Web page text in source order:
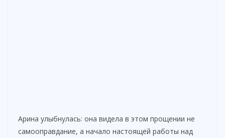
Арина улыбнулась: она видела в этом прощении не
самооправдание, а начало настоящей работы над